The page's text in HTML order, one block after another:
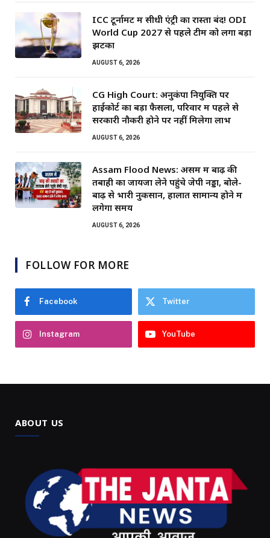
ICC टूर्नामेंट में सीधी एंट्री का रास्ता बंद! ODI
World Cup 2027 से पहले टीम को लगा बड़ा
झटका
AUGUST 6, 2026
CG High Court: अनुकंपा नियुक्ति पर
हाईकोर्ट का बड़ा फैसला, परिवार में पहले से
सरकारी नौकरी होने पर नहीं मिलेगा लाभ
AUGUST 6, 2026
Assam Flood News: असम में बाढ़ की
तबाही का जायजा लेने पहुंचे जेपी नड्डा, बोले-
बाढ़ से भारी नुकसान, हालात सामान्य होने में
लगेगा समय
AUGUST 6, 2026
FOLLOW FOR MORE
Facebook Twitter
Instagram YouTube
ABOUT US